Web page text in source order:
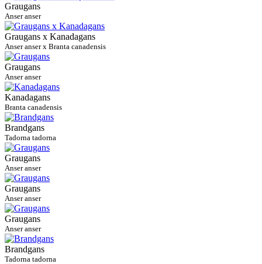
Graugans
Anser anser
Graugans x Kanadagans
Anser anser x Branta canadensis
Graugans
Anser anser
Kanadagans
Branta canadensis
Brandgans
Tadorna tadorna
Graugans
Anser anser
Graugans
Anser anser
Graugans
Anser anser
Brandgans
Tadorna tadorna